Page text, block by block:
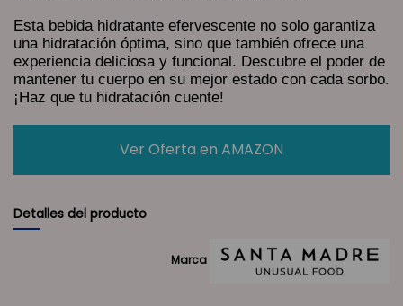
Esta bebida hidratante efervescente no solo garantiza
una hidratación óptima, sino que también ofrece una
experiencia deliciosa y funcional. Descubre el poder de
mantener tu cuerpo en su mejor estado con cada sorbo.
¡Haz que tu hidratación cuente!
Ver Oferta en AMAZON
Detalles del producto
Marca